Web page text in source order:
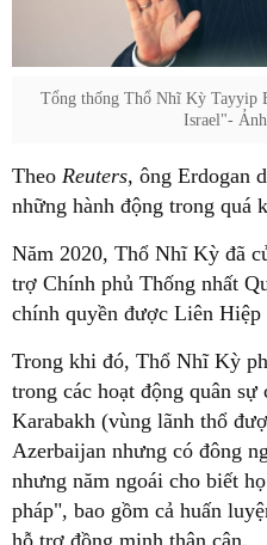
Tổng thống Thổ Nhĩ Kỳ Tayyip
Israel"-
Theo Reuters, ông Erdogan
những hành động trong quá
Năm 2020, Thổ Nhĩ Kỳ đã
trợ Chính phủ Thống nhất
chính quyền được Liên Hiệp
Trong khi đó, Thổ Nhĩ Kỳ
trong các hoạt động quân
Karabakh (vùng lãnh thổ
Azerbaijan nhưng có đông
nhưng năm ngoái cho biết
pháp", bao gồm cả huấn
hỗ trợ đồng minh thân cận.